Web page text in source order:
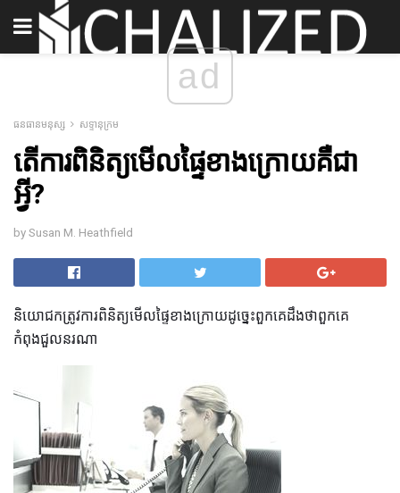
ad
ធនធានមនុស្ស សទ្ទានុក្រម
តើការពិនិត្យមើលផ្ទៃខាងក្រោយគឺជា
អ្វី?
by Susan M. Heathfield
និយោជកត្រូវការពិនិត្យមើលផ្ទៃខាងក្រោយដូច្នេះពួកគេដឹងថាពួកគេ
កំពុងជួលនរណា